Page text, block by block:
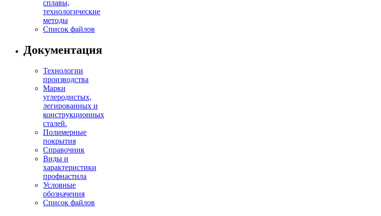
сплавы,
технологические
методы
Список файлов
Документация
Технологии
производства
Марки
углеродистых,
легированных и
конструкционных
сталей.
Полимерные
покрытия
Справочник
Виды и
характеристики
профнастила
Условные
обозначения
Список файлов